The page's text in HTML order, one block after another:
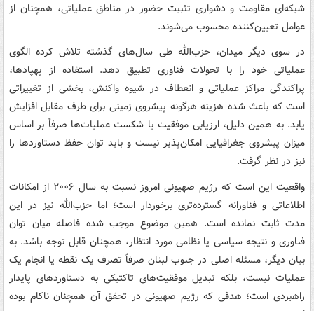
شبکه‌ای مقاومت و دشواری تثبیت حضور در مناطق عملیاتی، همچنان از
عوامل تعیین‌کننده محسوب می‌شوند.
در سوی دیگر میدان، حزب‌الله طی سال‌های گذشته تلاش کرده الگوی
عملیاتی خود را با تحولات فناوری تطبیق دهد. استفاده از پهپادها،
پراکندگی مراکز عملیاتی و انعطاف در شیوه واکنش، بخشی از تغییراتی
است که باعث شده هزینه هرگونه پیشروی زمینی برای طرف مقابل افزایش
یابد. به همین دلیل، ارزیابی موفقیت یا شکست عملیات‌ها صرفاً بر اساس
میزان پیشروی جغرافیایی امکان‌پذیر نیست و باید توان حفظ دستاوردها را
نیز در نظر گرفت.
واقعیت این است که رژیم صهیونی امروز نسبت به سال ۲۰۰۶ از امکانات
اطلاعاتی و فناورانه گسترده‌تری برخوردار است؛ اما حزب‌الله نیز در این
مدت ثابت نمانده است. همین موضوع موجب شده فاصله میان توان
فناوری و نتیجه سیاسی یا نظامی مورد انتظار، همچنان قابل توجه باشد. به
بیان دیگر، مسئله اصلی در جنوب لبنان صرفاً تصرف یک نقطه یا انجام یک
عملیات نیست، بلکه تبدیل موفقیت‌های تاکتیکی به دستاوردهای پایدار
راهبردی است؛ هدفی که رژیم صهیونی در تحقق آن همچنان ناکام بوده